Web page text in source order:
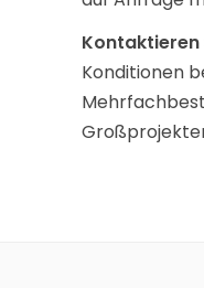
Kontaktieren
Konditionen